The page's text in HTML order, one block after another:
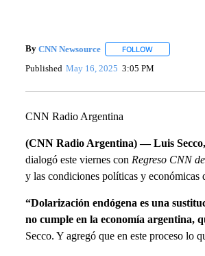
By CNN Newsource FOLLOWFOLLOW ""
Published May 16, 2025 3:05 PM
CNN Radio Argentina
(CNN Radio Argentina) — Luis Secco,
dialogó este viernes con Regreso CNN
y las condiciones políticas y económicas
“Dolarización endógena es una
no cumple en la economía argentina,
Secco. Y agregó que en este proceso lo